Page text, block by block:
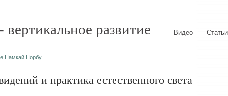
развитие Видео Статьи
Намкай Норбу
и практика естественного света